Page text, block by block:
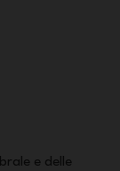
e delle